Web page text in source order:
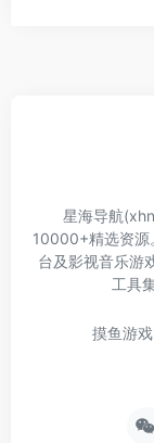
星海导航
10000+精选资源
台及影视音乐游
工具
摸鱼游戏